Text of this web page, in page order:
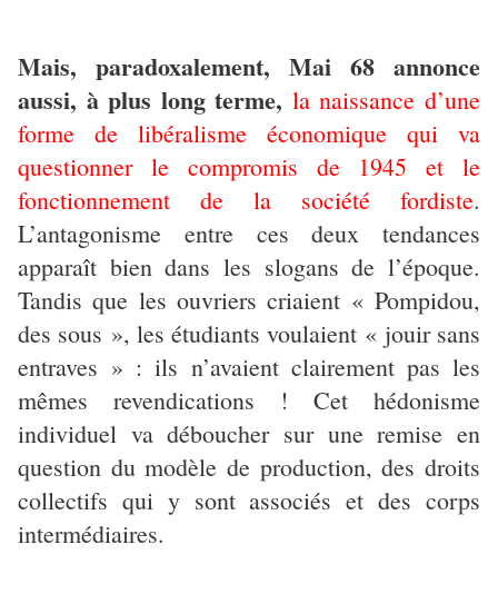
Mais, paradoxalement, Mai 68 annonce
aussi, à plus long terme, la naissance d’une
forme de libéralisme économique qui va
questionner le compromis de 1945 et le
fonctionnement de la société fordiste.
L’antagonisme entre ces deux tendances
apparaît bien dans les slogans de l’époque.
Tandis que les ouvriers criaient « Pompidou,
des sous », les étudiants voulaient « jouir sans
entraves » : ils n’avaient clairement pas les
mêmes revendications ! Cet hédonisme
individuel va déboucher sur une remise en
question du modèle de production, des droits
collectifs qui y sont associés et des corps
intermédiaires.